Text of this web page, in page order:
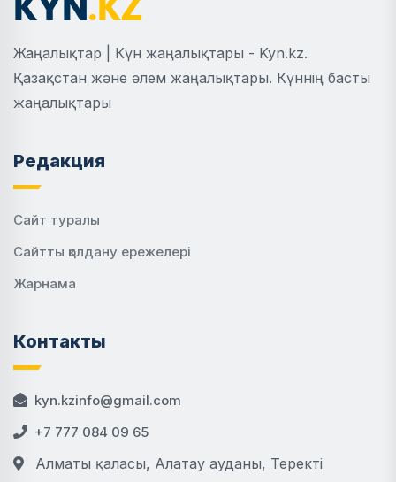
Жаңалықтар | Күн жаңалықтары - Kyn.kz.
Қазақстан және әлем жаңалықтары. Күннің басты
жаңалықтары
Редакция
Сайт туралы
Сайтты қолдану ережелері
Жарнама
Контакты
kyn.kzinfo@gmail.com
+7 777 084 09 65
Алматы қаласы, Алатау ауданы, Теректі